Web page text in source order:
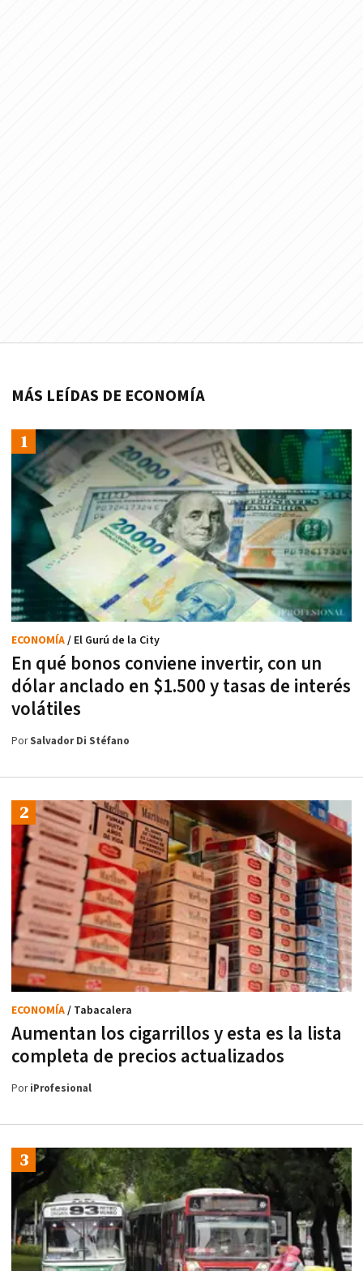
MÁS LEÍDAS DE ECONOMÍA
En qué bonos conviene invertir, con un
dólar anclado en $1.500 y tasas de interés
volátiles
ECONOMÍA/ El Gurú de la City
PorSalvador Di Stéfano
Aumentan los cigarrillos y esta es la lista
completa de precios actualizados
ECONOMÍA/ Tabacalera
PoriProfesional